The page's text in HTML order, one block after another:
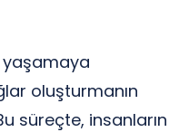
yaşamaya
oluşturmanın
süreçte, insanların